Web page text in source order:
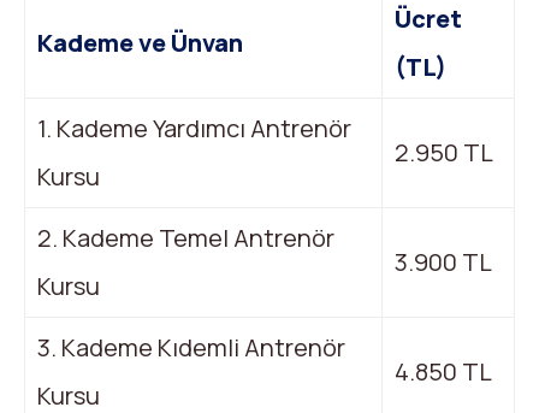
Kademe ve Ünvan
Ücret
(TL)
1. Kademe Yardımcı Antrenör
Kursu
2.950 TL
2. Kademe Temel Antrenör
Kursu
3.900 TL
3. Kademe Kıdemli Antrenör
Kursu
4.850 TL